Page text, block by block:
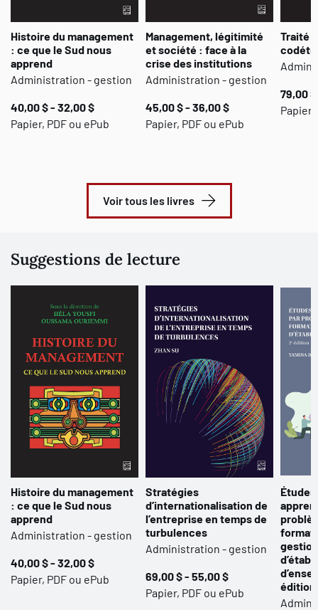
Histoire du management
: ce que le Sud nous
apprend
Administration - gestion
40,00 $ - 32,00 $
Papier, PDF ou ePub
Management, légitimité
et société : face à la
crise des institutions
Administration - gestion
45,00 $ - 36,00 $
Papier, PDF ou ePub
Traité
79,00
Papier,
Voir tous les livres
Suggestions de lecture
Histoire du management
: ce que le Sud nous
apprend
Administration - gestion
40,00 $ - 32,00 $
Papier, PDF ou ePub
Stratégies
d’internationalisation de
l’entreprise en temps de
turbulences
Administration - gestion
69,00 $ - 55,00 $
Papier, PDF ou ePub